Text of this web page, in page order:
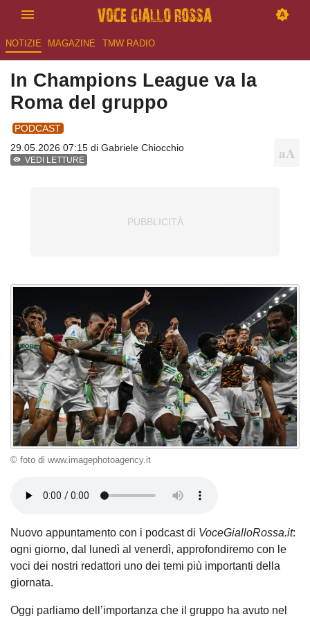
NOTIZIE MAGAZINE TMW RADIO
In Champions League va la
Roma del gruppo
PODCAST
29.05.2026 07:15 di Gabriele Chiocchio
VEDI LETTURE
© foto di www.imagephotoagency.it
Nuovo appuntamento con i podcast di VoceGialloRossa.it:
ogni giorno, dal lunedì al venerdì, approfondiremo con le
voci dei nostri redattori uno dei temi più importanti della
giornata.
Oggi parliamo dell’importanza che il gruppo ha avuto nel